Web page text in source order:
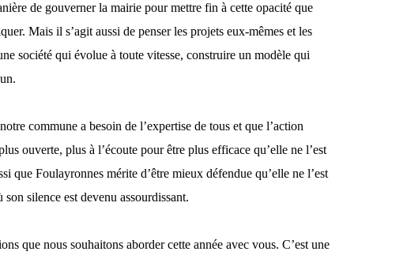
de gouverner la mairie pour mettre fin à cette opacité que
Mais il s’agit aussi de penser les projets eux-mêmes et les
société qui évolue à toute vitesse, construire un modèle qui
commune a besoin de l’expertise de tous et que l’action
ouverte, plus à l’écoute pour être plus efficace qu’elle ne l’est
que Foulayronnes mérite d’être mieux défendue qu’elle ne l’est
silence est devenu assourdissant.
que nous souhaitons aborder cette année avec vous. C’est une